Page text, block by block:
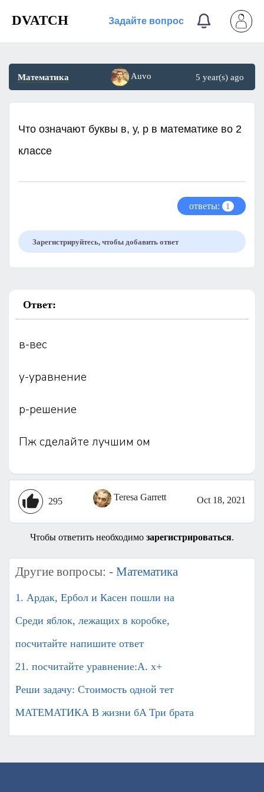
DVATCH Задайте вопрос
Математика Auvo 5 year(s) ago
Что означают буквы в, у, р в математике во 2
классе
ответы: 1
Зарегистрируйтесь, чтобы добавить ответ
Ответ:
в-вес
у-уравнение
р-решение
Пж сделайте лучшим ом
295 Teresa Garrett Oct 18, 2021
Чтобы ответить необходимо зарегистрироваться.
Другие вопросы: - Математика
1. Ардак, Ербол и Касен пошли на
Среди яблок, лежащих в коробке,
посчитайте напишите ответ
21. посчитайте уравнение:А. x+
Реши задачу: Стоимость одной тет
МАТЕМАТИКА В жизни бA Три брата